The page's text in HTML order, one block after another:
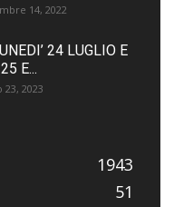
14, 2022
24 LUGLIO E
E...
23, 2023
1943
51